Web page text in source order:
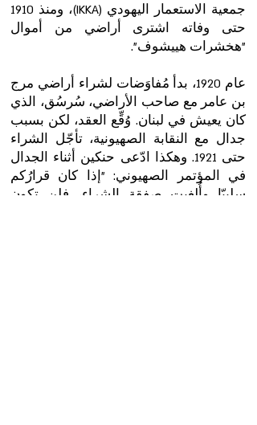
جمعية الاستعمار اليهودي (IKKA)، ومنذ 1910
حتى وفاته اشترى أراضي من أموال
"هخشرات هييشوف".
عام 1920، بدأ مُفاوَضات لشراء أراضي مرج
بن عامر مع صاحب الأراضي، سُرسُق، الذي
كان يعيش في لبنان. وُقِّع العقد، لكن بسبب
جدال مع النقابة الصهيونية، تأجّل الشراء
حتى 1921. وهكذا ادّعى حنكين أثناء الجدال
في المؤتمر الصهيوني: "إذا كان قرارُكم
سلبيّا وأُلغيت صفقة الشراء، فلن تكون